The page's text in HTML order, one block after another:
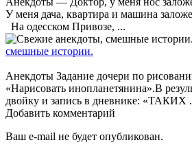
У меня дача, квартира и машина
На одесском Привозе, ...
смешные истории.
Анекдоты Задание дочери по
«Нарисовать инопланетянина».В
двойку и запись в дневнике: «ТАКИХ
Добавить комментарий
Ваш e-mail не будет опубликован.